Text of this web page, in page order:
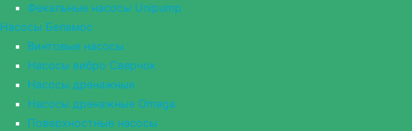
Фекальные насосы Unipump
Насосы Беламос
Винтовые насосы
Насосы вибро Сверчок
Насосы дренажные
Насосы дренажные Omega
Поверхностные насосы